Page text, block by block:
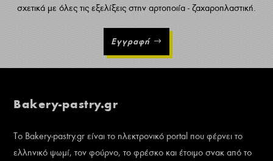
σχετικά με όλες τις εξελίξεις στην αρτοποιία - ζαχαροπλαστική.
Εγγραφή
Bakery-pastry.gr
Το Bakery-pastry.gr είναι το ηλεκτρονικό portal που φέρνει το
ελληνικό ψωμί, τον φούρνο, το φρέσκο και έτοιμο σνακ από το